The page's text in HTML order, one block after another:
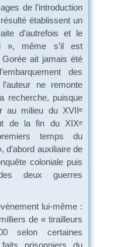
de l’introduction
établissent un
d’autrefois et le
», même s’il est
Gorée ait jamais été
des
ne remonte
recherche, puisque
au milieu du XVIIe
de la fin du XIXe
temps du
d’abord auxiliaire de
coloniale puis
deux guerres
lui-même :
de « tirailleurs
selon certaines
prisonniers du